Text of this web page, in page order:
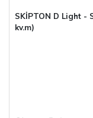
SKİPTON D Light - Su və buxar izolyasiyasi membranı (70
kv.m)